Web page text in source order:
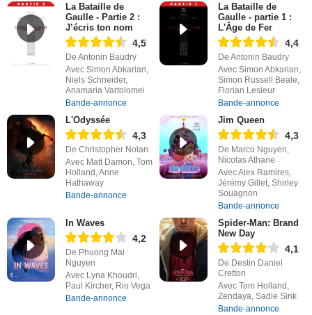
La Bataille de
Gaulle - Partie 2 :
J’écris ton nom
4,5
De Antonin Baudry
Avec Simon Abkarian,
Niels Schneider,
Anamaria Vartolomei
Bande-annonce
La Bataille de
Gaulle - partie 1 :
L'Âge de Fer
4,4
De Antonin Baudry
Avec Simon Abkarian,
Simon Russell Beale,
Florian Lesieur
Bande-annonce
L'Odyssée
4,3
De Christopher Nolan
Avec Matt Damon, Tom
Holland, Anne
Hathaway
Bande-annonce
Jim Queen
4,3
De Marco Nguyen,
Nicolas Athane
Avec Alex Ramires,
Jérémy Gillet, Shirley
Souagnon
Bande-annonce
In Waves
4,2
De Phuong Mai
Nguyen
Avec Lyna Khoudri,
Paul Kircher, Rio Vega
Bande-annonce
Spider-Man: Brand
New Day
4,1
De Destin Daniel
Cretton
Avec Tom Holland,
Zendaya, Sadie Sink
Bande-annonce